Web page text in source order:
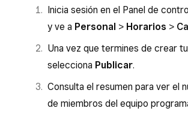
Inicia sesión en el Panel de
y ve a Personal > Horarios >
Una vez que termines de crear
selecciona Publicar.
Consulta el resumen para ver el
de miembros del equipo